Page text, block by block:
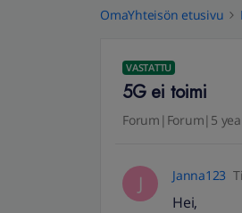
OmaYhteisön etusivu
VASTATTU
5G ei toimi
Forum|Forum|5
J Janna123
Hei,